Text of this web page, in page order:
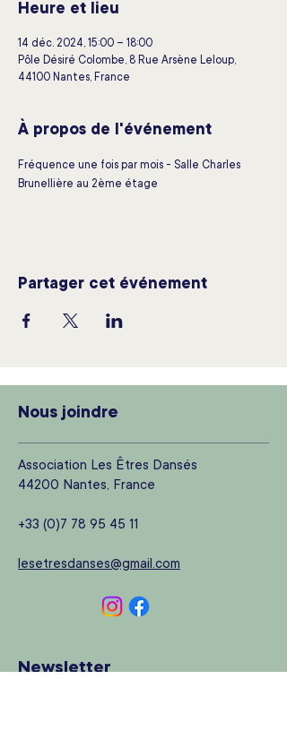
Heure et lieu
14 déc. 2024, 15:00 – 18:00
Pôle Désiré Colombe, 8 Rue Arsène Leloup,
44100 Nantes, France
À propos de l'événement
Fréquence une fois par mois - Salle Charles
Brunellière au 2ème étage
Partager cet événement
Nous joindre
Association Les Êtres Dansés
44200 Nantes, France
+33 (0)7 78 95 45 11
lesetresdanses@gmail.com
Newsletter